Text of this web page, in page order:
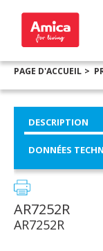
PAGE D'ACCUEIL
DESCRIPTION
DONNÉES
AR7252R
AR7252R